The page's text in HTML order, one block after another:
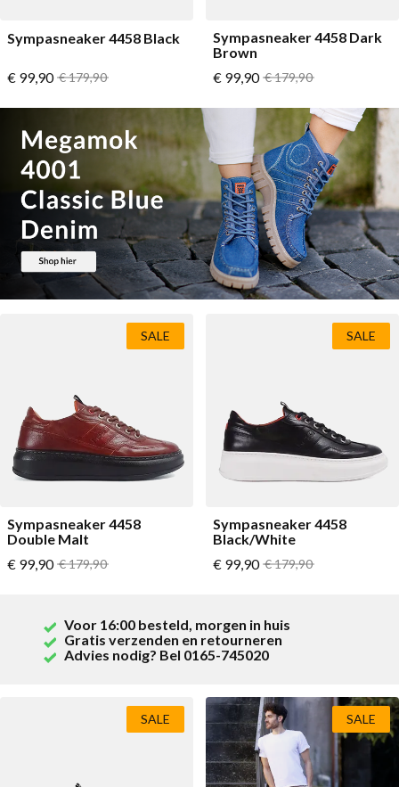
Sympasneaker 4458 Black
Vanaf
€ 99,90 Normale prijs
€ 179,90
Sympasneaker 4458 Dark
Brown
Vanaf
€ 99,90 Normale prijs
€ 179,90
Sympasneaker 4458
Double Malt
Vanaf
€ 99,90 Normale prijs
€ 179,90
SALE
Sympasneaker 4458
Black/White
Vanaf
€ 99,90 Normale prijs
€ 179,90
SALE
SALE SALE
Voor 16:00 besteld, morgen in huis
Gratis verzenden en retourneren
Advies nodig? Bel 0165-745020